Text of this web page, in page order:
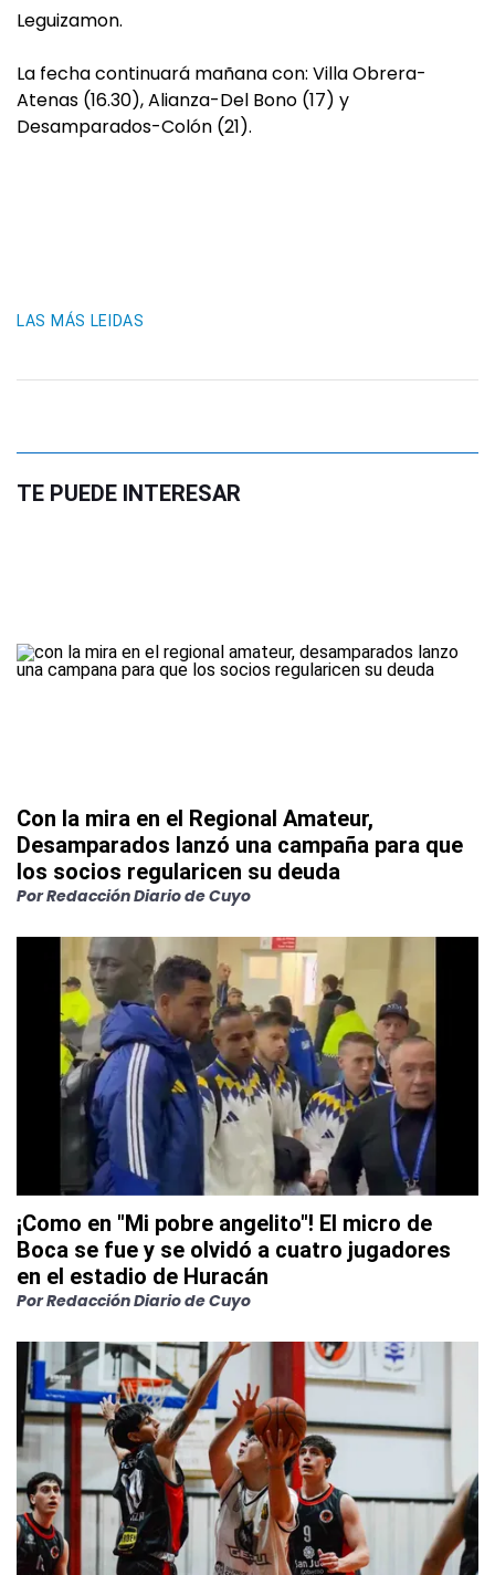
Leguizamon.
La fecha continuará mañana con: Villa Obrera-
Atenas (16.30), Alianza-Del Bono (17) y
Desamparados-Colón (21).
LAS MÁS LEIDAS
TE PUEDE INTERESAR
Con la mira en el Regional Amateur,
Desamparados lanzó una campaña para que
los socios regularicen su deuda
PorRedacción Diario de Cuyo
¡Como en "Mi pobre angelito"! El micro de
Boca se fue y se olvidó a cuatro jugadores
en el estadio de Huracán
PorRedacción Diario de Cuyo